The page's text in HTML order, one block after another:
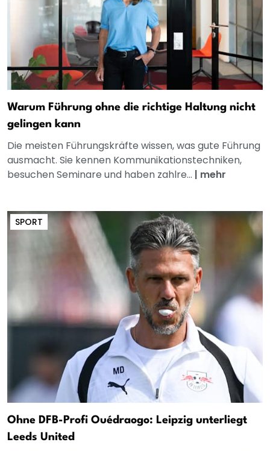
Warum Führung ohne die richtige Haltung nicht
gelingen kann
Die meisten Führungskräfte wissen, was gute Führung
ausmacht. Sie kennen Kommunikationstechniken,
besuchen Seminare und haben zahlre... | mehr
SPORT
Ohne DFB-Profi Ouédraogo: Leipzig unterliegt
Leeds United